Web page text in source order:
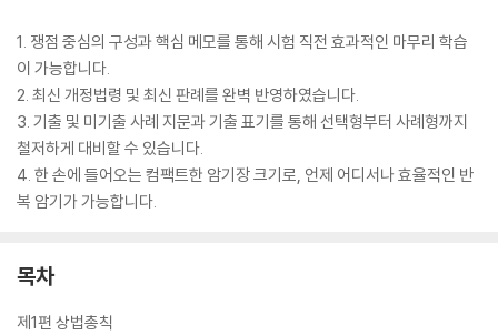
1. 쟁점 중심의 구성과 핵심 메모를 통해 시험 직전 효과적인 마무리 학습
이 가능합니다.
2. 최신 개정법령 및 최신 판례를 완벽 반영하였습니다.
3. 기출 및 미기출 사례 지문과 기출 표기를 통해 선택형부터 사례형까지
철저하게 대비할 수 있습니다.
4. 한 손에 들어오는 컴팩트한 암기장 크기로, 언제 어디서나 효율적인 반
복 암기가 가능합니다.
목차
제1편 상법총칙